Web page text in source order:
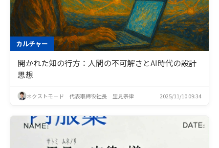
カルチャー
開かれた知の行方：人間の不可解さとAI時代の設計
思想
ネクストモード 代表取締役社長 里見宗律 2025/11/10 09:34